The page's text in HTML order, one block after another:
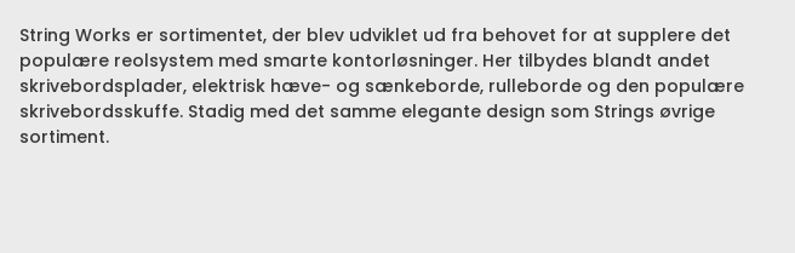
String Works er sortimentet, der blev udviklet ud fra behovet for at supplere det
populære reolsystem med smarte kontorløsninger. Her tilbydes blandt andet
skrivebordsplader, elektrisk hæve- og sænkeborde, rulleborde og den populære
skrivebordsskuffe. Stadig med det samme elegante design som Strings øvrige
sortiment.